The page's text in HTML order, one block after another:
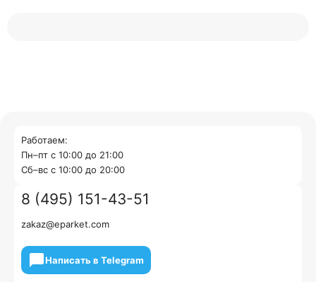
Работаем:
Пн–пт с 10:00 до 21:00
Cб–вс с 10:00 до 20:00
8 (495) 151-43-51
zakaz@eparket.com
Написать в Telegram